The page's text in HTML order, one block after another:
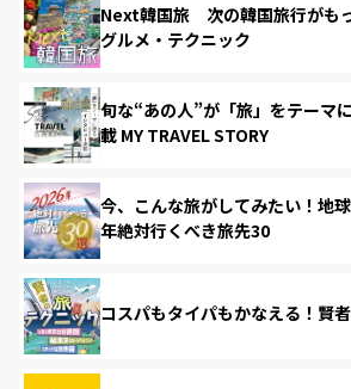
Next韓国旅 次の韓国旅行がも
グルメ・テクニック
旬な“あの人”が「旅」をテーマ
載 MY TRAVEL STORY
今、こんな旅がしてみたい！地
年絶対行くべき旅先30
コスパもタイパもかなえる！賢